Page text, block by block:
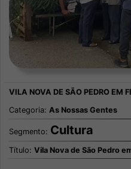
Categoria: As Nossas Gentes
Segmento: Cultura
Título: Vila Nova de São Pedro